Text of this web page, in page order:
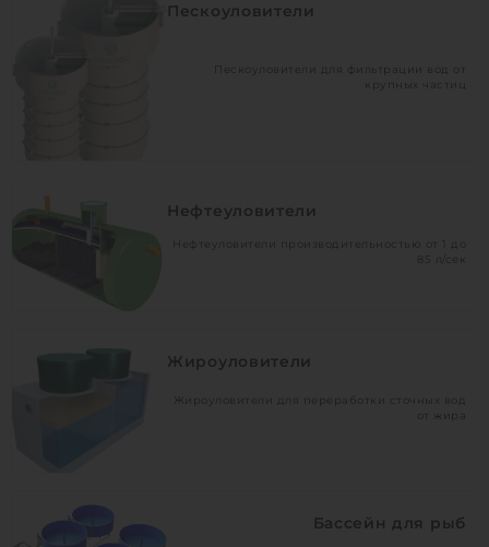
Пескоуловители
Пескоуловители для фильтрации вод от
крупных частиц
Нефтеуловители
Нефтеуловители производительностью от 1 до
85 л/сек
Жироуловители
Жироуловители для переработки сточных вод
от жира
Бассейн для рыб